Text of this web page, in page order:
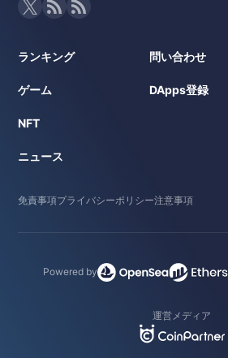
ランキング
ゲーム
NFT
ニュース
問い合わせ
DApps登録
免責事項プライバシーポリシー注意事項
Powered by
運営メディア